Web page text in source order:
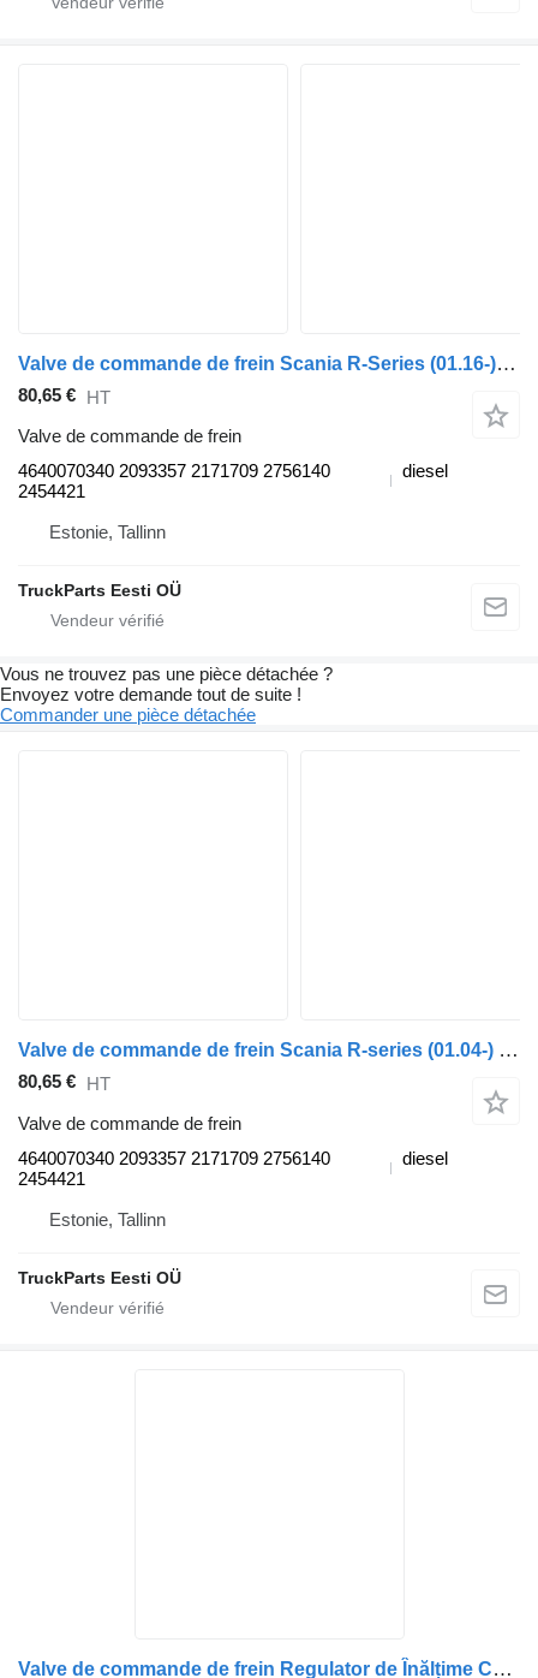
Valve de commande de frein Scania R-Series (01.16-) 4640070340 pour tracteur routier Scania L,P,G,R,S-series (2016-)
80,65 € HT
Valve de commande de frein
4640070340 2093357 2171709 2756140
2454421
diesel
Estonie, Tallinn
TruckParts Eesti OÜ
Vous ne trouvez pas une pièce détachée ?
Envoyez votre demande tout de suite !
Commander une pièce détachée
Valve de commande de frein Scania R-series (01.04-) 4640070340 pour tracteur routier Scania P,G,R,T-series (2004-2017)
80,65 € HT
Valve de commande de frein
4640070340 2093357 2171709 2756140
2454421
diesel
Estonie, Tallinn
TruckParts Eesti OÜ
Valve de commande de frein Regulator de Înălțime Cabină Față pentru pour camion Scania – Coduri: 1399776, 1372512, 1504925, 5021170191, 1430545, 2171708, N2509990136, 1934939